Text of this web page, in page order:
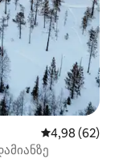
საშუალო
4,98 (62)